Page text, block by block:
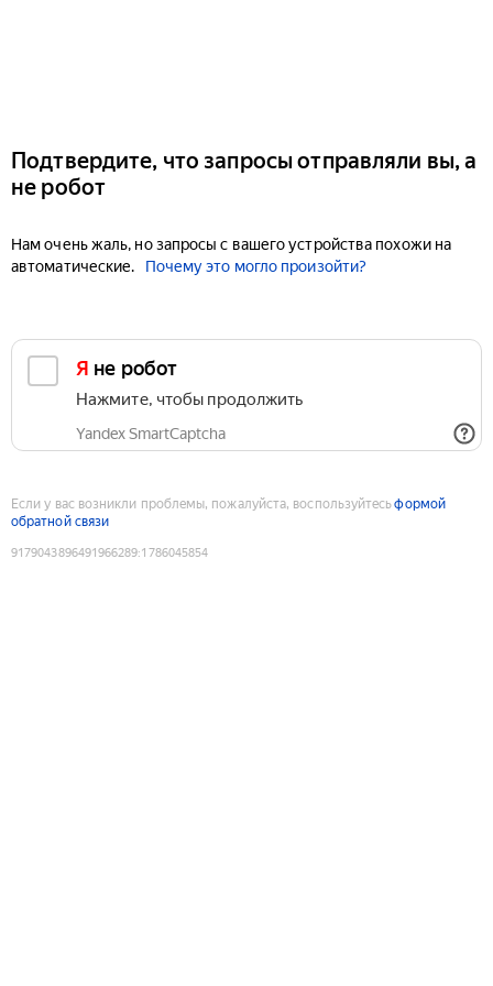
Подтвердите, что запросы отправляли вы, а
не робот
Нам очень жаль, но запросы с вашего устройства похожи на
автоматические.
Почему это могло произойти?
Я не робот
Нажмите, чтобы продолжить
Yandex SmartCaptcha
Если у вас возникли проблемы, пожалуйста, воспользуйтесьформой
обратной связи
9179043896491966289:1786045854